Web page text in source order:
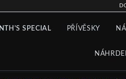
SPECIAL PŘÍVĚSKY